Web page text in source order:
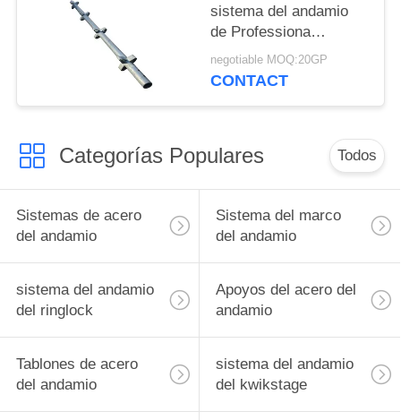
sistema del andamio
de Professiona
Kwikstage montan para
los proyectos del
negotiable MOQ:20GP
CONTACT
Categorías Populares Todos
Sistemas de acero
del andamio
Sistema del marco
del andamio
sistema del andamio
del ringlock
Apoyos del acero del
andamio
Tablones de acero
del andamio
sistema del andamio
del kwikstage